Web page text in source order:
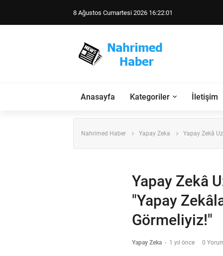
8 Ağustos Cumartesi 2026 16:22:02
Anasayfa Kategoriler İletişim
Nahrimed Haber Yapay Zeka Yapay Zekâ
Yapay Zekâ
"Yapay
Görmeliyiz!"
Yapay Zeka - 1 yıl önce 0